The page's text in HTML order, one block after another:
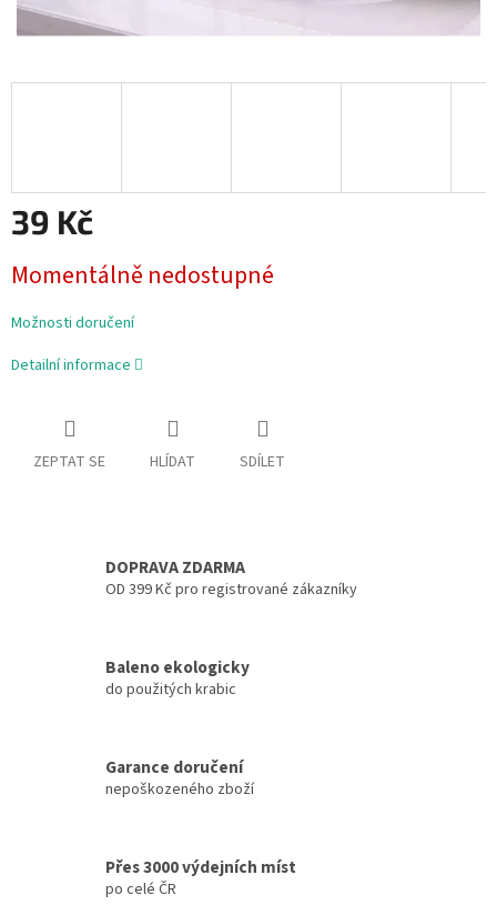
39 Kč
cena:
Momentálně nedostupné
Možnosti doručení
Detailní informace
ZEPTAT SE HLÍDAT SDÍLET
DOPRAVA ZDARMA
OD 399 Kč pro registrované zákazníky
Baleno ekologicky
do použitých krabic
Garance doručení
nepoškozeného zboží
Přes 3000 výdejních míst
po celé ČR